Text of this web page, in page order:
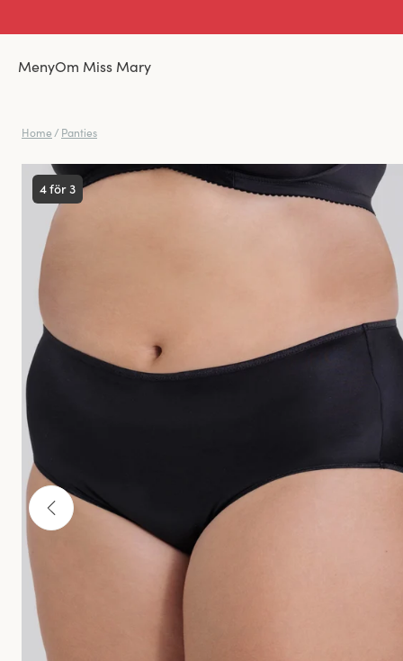
MenyOm Miss Mary
Home / Panties
4 för 3